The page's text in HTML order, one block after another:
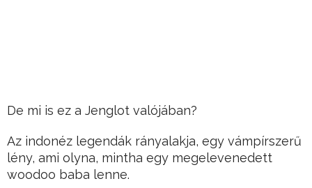
De mi is ez a Jenglot valójában?
Az indonéz legendák rányalakja, egy vámpírszerű
lény, ami olyna, mintha egy megelevenedett
woodoo baba lenne.